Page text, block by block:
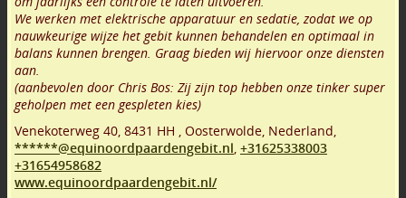
We werken met elektrische apparatuur en sedatie, zodat we op
nauwkeurige wijze het gebit kunnen behandelen en optimaal in
balans kunnen brengen. Graag bieden wij hiervoor onze diensten
aan.
(aanbevolen door Chris Bos: Zij zijn top hebben onze tinker super
geholpen met een gespleten kies)
Venekoterweg 40 8431 HH Oosterwolde Nederland,
******@equinoordpaardengebit.nl +31625338003
+31654958682
www.equinoordpaardengebit.nl/